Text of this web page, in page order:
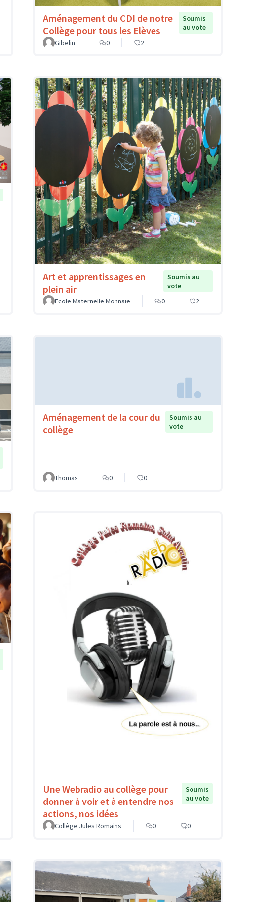
Aménagement du CDI de notre
Collège pour tous les Elèves
Soumis
au vote
Gibelin
0 2
Art et apprentissages en
plein air
Soumis au
vote
Ecole Maternelle Monnaie
0 2
Aménagement de la cour du
collège
Soumis au
vote
Thomas 0 0
Une Webradio au collège pour
donner à voir et à entendre nos
actions, nos idées
Soumis
au vote
Collège Jules Romains 0 0